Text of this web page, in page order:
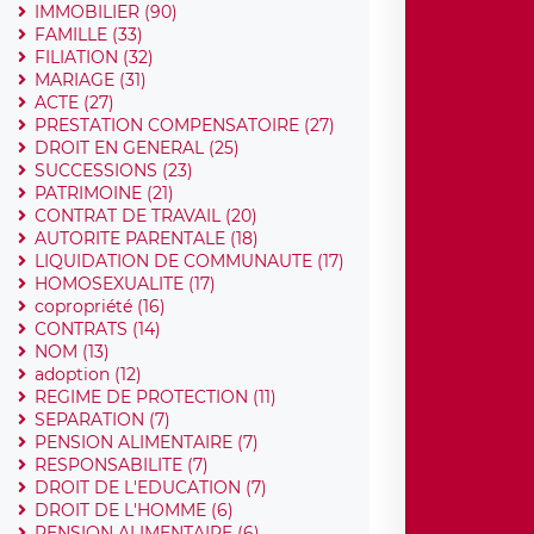
IMMOBILIER (90)
FAMILLE (33)
FILIATION (32)
MARIAGE (31)
ACTE (27)
PRESTATION COMPENSATOIRE (27)
DROIT EN GENERAL (25)
SUCCESSIONS (23)
PATRIMOINE (21)
CONTRAT DE TRAVAIL (20)
AUTORITE PARENTALE (18)
LIQUIDATION DE COMMUNAUTE (17)
HOMOSEXUALITE (17)
copropriété (16)
CONTRATS (14)
NOM (13)
adoption (12)
REGIME DE PROTECTION (11)
SEPARATION (7)
PENSION ALIMENTAIRE (7)
RESPONSABILITE (7)
DROIT DE L'EDUCATION (7)
DROIT DE L'HOMME (6)